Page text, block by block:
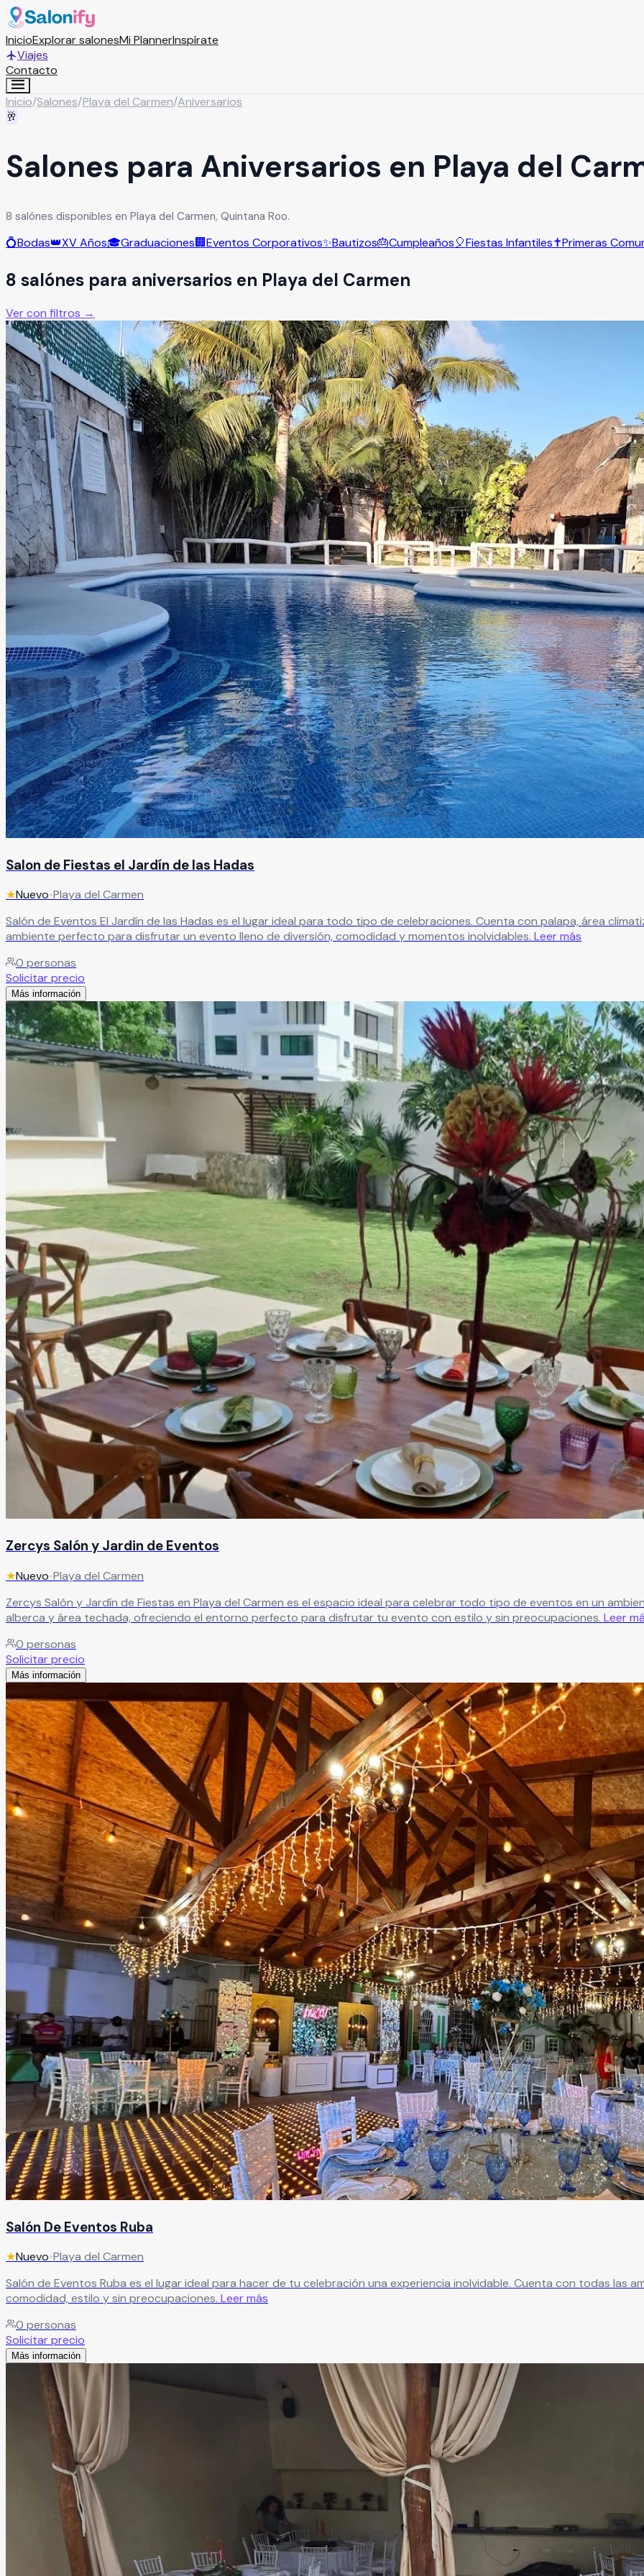
InicioExplorar salonesMi PlannerInspírate
Viajes
Contacto
Inicio/Salones/Playa del Carmen/Aniversarios
🥂
Salones para Aniversarios en Playa del
8 salónes disponibles en Playa del Carmen, Quintana Roo.
💍Bodas👑XV Años🎓Graduaciones🏢Eventos Corporativos✨Bautizos🎂Cumpleaños🎈Fiestas Infantiles✝️Primeras
8 salónes para aniversarios en Playa del Carmen
Ver con filtros →
Salon de Fiestas el Jardín de las Hadas
★Nuevo•Playa del Carmen
Salón de Eventos El Jardín de las Hadas es el lugar ideal para todo tipo de celebraciones. Cuenta con palapa, área climatizada, splash, alberca y amplias áreas verdes, creando el
ambiente perfecto para disfrutar un evento lleno de diversión, comodidad y momentos inolvidables. Leer más
0 personas
Solicitar precio
Más información
Zercys Salón y Jardin de Eventos
★Nuevo•Playa del Carmen
Zercys Salón y Jardín de Fiestas en Playa del Carmen es el espacio ideal para celebrar todo tipo de eventos en un ambiente cómodo y versátil. Cuenta
alberca y área techada, ofreciendo el entorno perfecto para disfrutar tu evento con estilo y sin preocupaciones. Leer
0 personas
Solicitar precio
Más información
Salón De Eventos Ruba
★Nuevo•Playa del Carmen
Salón de Eventos Ruba es el lugar ideal para hacer de tu celebración una experiencia inolvidable. Cuenta con todas las amenidades necesarias para que disfrutes tu evento con
comodidad, estilo y sin preocupaciones. Leer más
0 personas
Solicitar precio
Más información